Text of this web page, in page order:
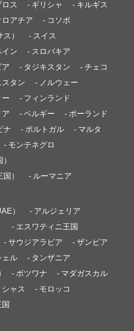
ス - ギリシャ
- キルギス
ロアチア
- コソボ
）
- スイス
イン
- スロバキア
ア - タジキスタン
- チェコ
スタン
- ノルウェー
ー
- フィンランド
ア - ベルギー
- ポーランド
ナ
- ポルトガル
- マルタ
- モンテネグロ
）
- ルーマニア
）
- アルジェリア
- エスワティニ王国
- サウジアラビア
- ザンビア
ェル
- タンザニア
- ボツワナ
- マダガスカル
ャス
- モロッコ